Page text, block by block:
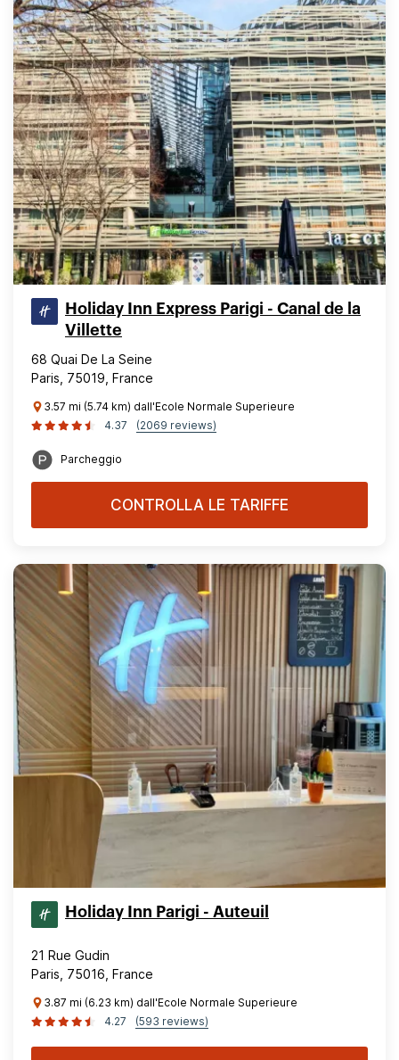
Holiday Inn Express Parigi - Canal de la
Villette
68 Quai De La Seine
Paris, 75019, France
3.57 mi (5.74 km) dall'Ecole Normale Superieure
4.37
(2069 reviews)
Parcheggio
CONTROLLA LE TARIFFE
Holiday Inn Parigi - Auteuil
21 Rue Gudin
Paris, 75016, France
3.87 mi (6.23 km) dall'Ecole Normale Superieure
4.27
(593 reviews)